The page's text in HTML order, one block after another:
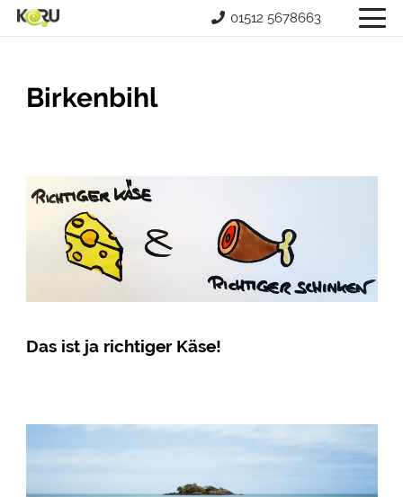
01512 5678663
Birkenbihl
Das ist ja richtiger Käse!